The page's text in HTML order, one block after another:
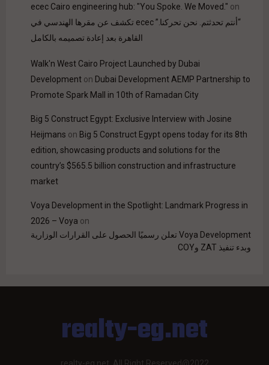
ecec Cairo engineering hub: "You Spoke. We Moved." on
“أنتم تحدثتم. نحن تحركنا.” ecec تكشف عن مقرها الهندسي في
القاهرة بعد إعادة تصميمه بالكامل
Walk'n West Cairo Project Launched by Dubai
Development on Dubai Development AEMP Partnership to
Promote Spark Mall in 10th of Ramadan City
Big 5 Construct Egypt: Exclusive Interview with Josine
Heijmans on Big 5 Construct Egypt opens today for its 8th
edition, showcasing products and solutions for the
country’s $565.5 billion construction and infrastructure
market
Voya Development in the Spotlight: Landmark Progress in
2026 – Voya on
Voya Development تعلن رسميًا الحصول على القرارات الوزارية
وبدء تنفيذ ZAT وCOY
realty-eg.net